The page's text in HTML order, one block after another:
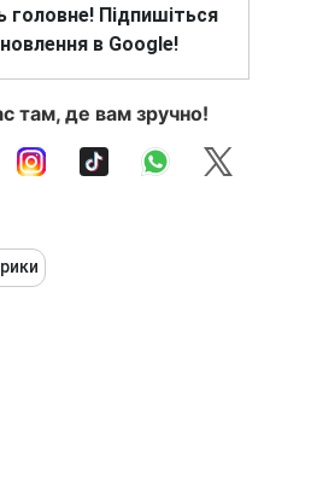
головне! Підпишіться
в Google!
там, де вам зручно!